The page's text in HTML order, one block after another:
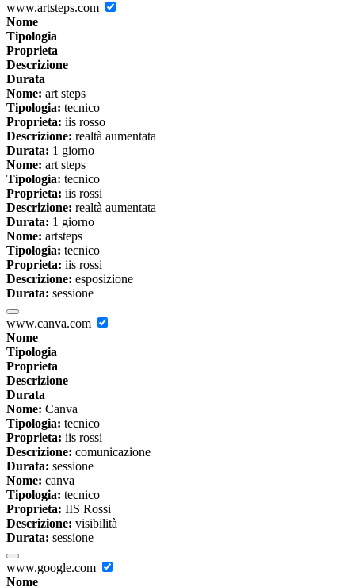
www.artsteps.com
Nome
Tipologia
Proprieta
Descrizione
Durata
Nome: art steps
Tipologia: tecnico
Proprieta: iis rosso
Descrizione: realtà aumentata
Durata: 1 giorno
Nome: art steps
Tipologia: tecnico
Proprieta: iis rossi
Descrizione: realtà aumentata
Durata: 1 giorno
Nome: artsteps
Tipologia: tecnico
Proprieta: iis rossi
Descrizione: esposizione
Durata: sessione
www.canva.com
Nome
Tipologia
Proprieta
Descrizione
Durata
Nome: Canva
Tipologia: tecnico
Proprieta: iis rossi
Descrizione: comunicazione
Durata: sessione
Nome: canva
Tipologia: tecnico
Proprieta: IIS Rossi
Descrizione: visibilità
Durata: sessione
www.google.com
Nome